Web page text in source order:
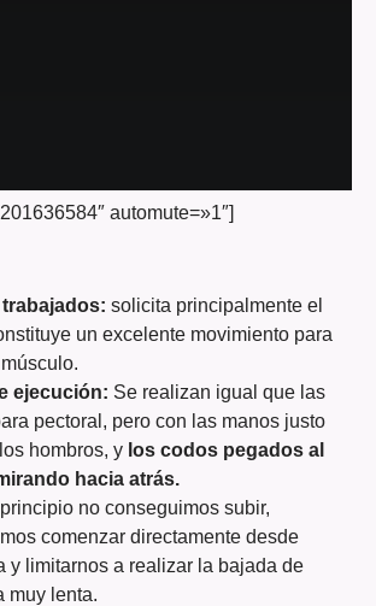
automute=»1″]
solicita principalmente el
un excelente movimiento para
ejecución: Se realizan igual que las
pectoral, pero con las manos justo
hombros, y los codos pegados al
hacia atrás.
no conseguimos subir,
comenzar directamente desde
y limitarnos a realizar la bajada de
muy lenta.